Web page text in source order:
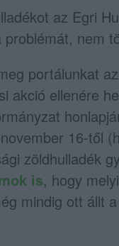
az Egri
nem
portálunkat
akció ellenére
16-től
zöldhulladék
is, hogy
mindig ott állt